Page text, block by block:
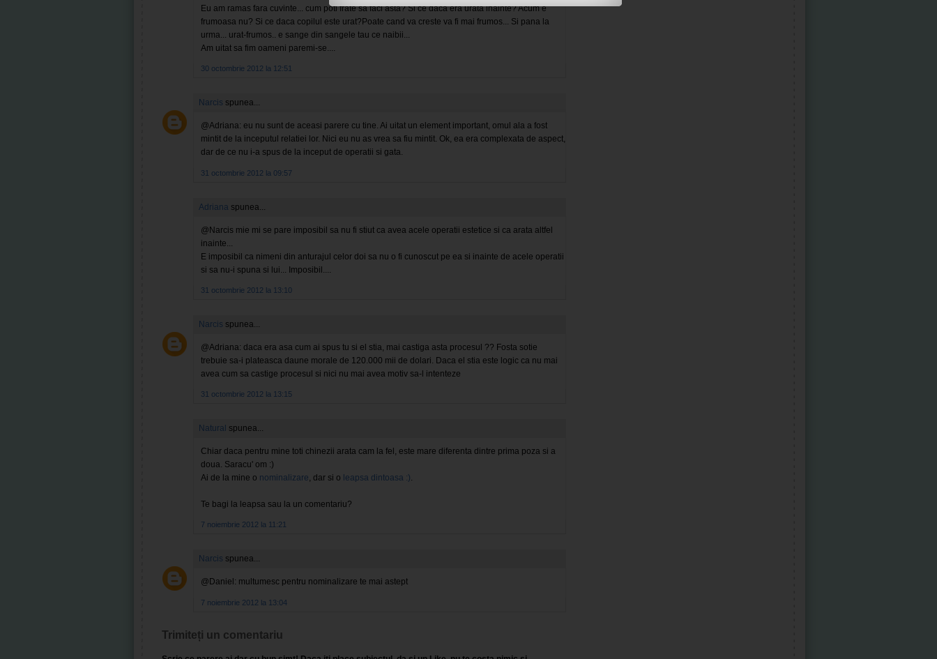
Eu am ramas fara cuvinte... cum poti frate sa faci asta? Si ce daca era urata inainte? Acum e
frumoasa nu? Si ce daca copilul este urat?Poate cand va creste va fi mai frumos... Si pana la
urma... urat-frumos.. e sange din sangele tau ce naibii...
Am uitat sa fim oameni paremi-se....
30 octombrie 2012 la 12:51
Narcis spunea...
@Adriana: eu nu sunt de aceasi parere cu tine. Ai uitat un element important, omul ala a fost
mintit de la inceputul relatiei lor. Nici eu nu as vrea sa fiu mintit. Ok, ea era complexata de aspect,
dar de ce nu i-a spus de la inceput de operatii si gata.
31 octombrie 2012 la 09:57
Adriana spunea...
@Narcis mie mi se pare imposibil sa nu fi stiut ca avea acele operatii estetice si ca arata altfel
inainte...
E imposibil ca nimeni din anturajul celor doi sa nu o fi cunoscut pe ea si inainte de acele operatii
si sa nu-i spuna si lui... Imposibil....
31 octombrie 2012 la 13:10
Narcis spunea...
@Adriana: daca era asa cum ai spus tu si el stia, mai castiga asta procesul ?? Fosta sotie
trebuie sa-i plateasca daune morale de 120.000 mii de dolari. Daca el stia este logic ca nu mai
avea cum sa castige procesul si nici nu mai avea motiv sa-l intenteze
31 octombrie 2012 la 13:15
Natural spunea...
Chiar daca pentru mine toti chinezii arata cam la fel, este mare diferenta dintre prima poza si a
doua. Saracu' om :)
Ai de la mine o nominalizare, dar si o leapsa dintoasa :).
Te bagi la leapsa sau la un comentariu?
7 noiembrie 2012 la 11:21
Narcis spunea...
@Daniel: multumesc pentru nominalizare te mai astept
7 noiembrie 2012 la 13:04
Trimiteți un comentariu